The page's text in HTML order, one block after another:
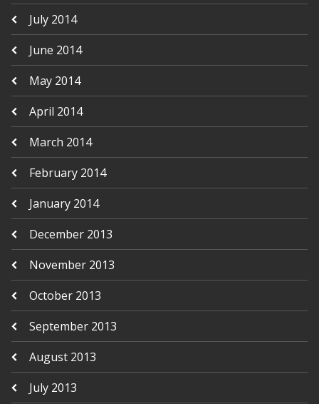
July 2014
June 2014
May 2014
April 2014
March 2014
February 2014
January 2014
December 2013
November 2013
October 2013
September 2013
August 2013
July 2013